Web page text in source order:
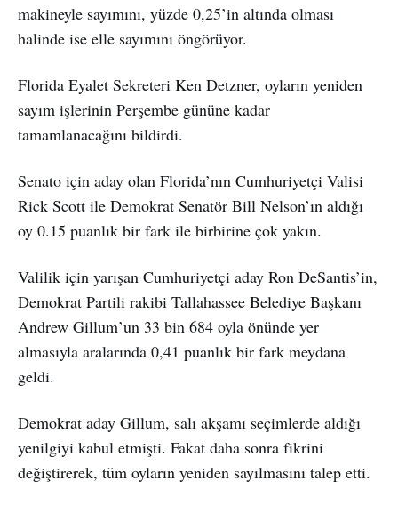
makineyle sayımını, yüzde 0,25’in altında olması
halinde ise elle sayımını öngörüyor.
Florida Eyalet Sekreteri Ken Detzner, oyların yeniden
sayım işlerinin Perşembe gününe kadar
tamamlanacağını bildirdi.
Senato için aday olan Florida’nın Cumhuriyetçi Valisi
Rick Scott ile Demokrat Senatör Bill Nelson’ın aldığı
oy 0.15 puanlık bir fark ile birbirine çok yakın.
Valilik için yarışan Cumhuriyetçi aday Ron DeSantis’in,
Demokrat Partili rakibi Tallahassee Belediye Başkanı
Andrew Gillum’un 33 bin 684 oyla önünde yer
almasıyla aralarında 0,41 puanlık bir fark meydana
geldi.
Demokrat aday Gillum, salı akşamı seçimlerde aldığı
yenilgiyi kabul etmişti. Fakat daha sonra fikrini
değiştirerek, tüm oyların yeniden sayılmasını talep etti.